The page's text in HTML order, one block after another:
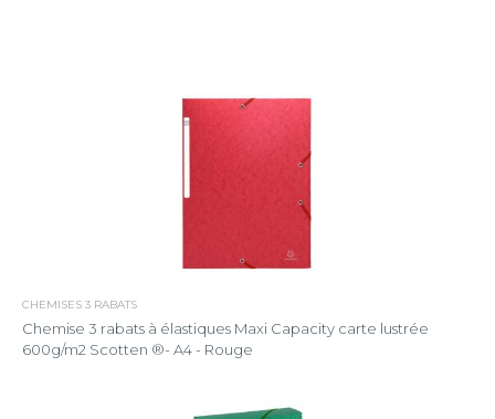
CHEMISES 3 RABATS
Chemise 3 rabats à élastiques Maxi Capacity carte lustrée
600g/m2 Scotten ®- A4 - Rouge